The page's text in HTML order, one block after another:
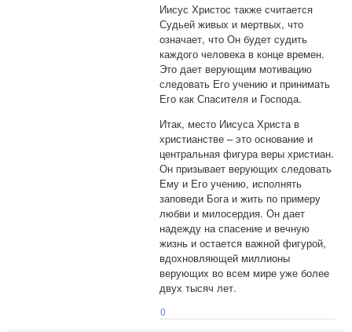
Иисус Христос также считается
Судьей живых и мертвых, что
означает, что Он будет судить
каждого человека в конце времен.
Это дает верующим мотивацию
следовать Его учению и принимать
Его как Спасителя и Господа.
Итак, место Иисуса Христа в
христианстве – это основание и
центральная фигура веры христиан.
Он призывает верующих следовать
Ему и Его учению, исполнять
заповеди Бога и жить по примеру
любви и милосердия. Он дает
надежду на спасение и вечную
жизнь и остается важной фигурой,
вдохновляющей миллионы
верующих во всем мире уже более
двух тысяч лет.
0